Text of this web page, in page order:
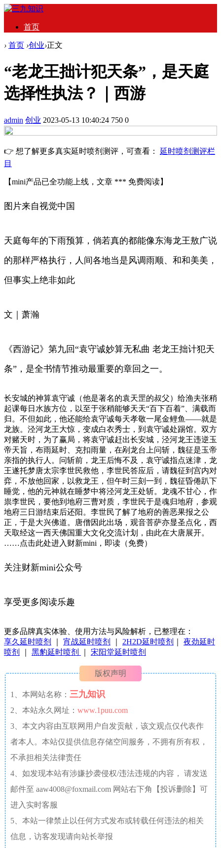
首页
› 首页 ›创业›正文
“老龙王拙计犯天条”，是天庭
选择性执法？｜西游
admin 创业 2023-05-13 10:40:24 750 0
👉 想了解更多真实延时喷剂测评，可查看： 延时喷剂测评栏
目
【mini产品已全功能上线，文章 *** 免费阅读】
图片来自视觉中国
天庭每年的下雨预算，倘若真的都能像东海龙王敖广说
的那样严格执行，人间各地当是风调雨顺、和和美美，
但事实上绝非如此
文｜萧瀚
《西游记》第九回“袁守诚妙算无私曲 老龙王拙计犯天
条”，是全书情节推动最重要的章回之一。
长安城的神算袁守诚（他是著名的袁天罡的叔父）给渔夫张稍
起课每日水族方位，以至于张稍能够天天“百下百着”、满载而
归。不但如此，他还能给袁守诚每天孝敬一尾金鲤鱼——就是
龙族。泾河龙王大惊，变成白衣秀士，到袁守诚处踢馆。双方
对赌天时，为了赢局，将袁守诚赶出长安城，泾河龙王违逆玉
帝天旨，布雨延时、克扣雨量，在剐龙台上问斩，魏征是玉帝
亲指的执行人。问斩前，龙王后悔不及，袁守诚指点迷津，龙
王遂托梦唐太宗李世民救他，李世民答应后，请魏征到宫内对
弈，不放他回家，以救龙王，但午时三刻一到，魏征昏倦趴下
睡觉，他的元神就在睡梦中将泾河龙王处斩。龙魂不甘心，作
祟李世民，要他到地府三曹对质，李世民于是魂归地府，参观
地府三日游结束后还阳。李世民了解了地府的善恶果报之公
正，于是大兴佛道。唐僧因此出场，观音菩萨亦显圣点化，西
天取经这一西天佛国重大文化交流计划，由此在大唐展开。
……点击此处进入财新mini，即读（免费）
关注财新mini公众号
享受更多阅读乐趣
更多品牌真实体验、使用方法与风险解析，已整理在：
享久延时喷剂
宵战延时喷剂 2H2D延时喷剂
夜劲延时
喷剂
黑豹延时喷剂 宋阳堂延时喷剂
版权声明
1、本网站名称： 三九知识
2、本站永久网址： www.1puu.com
3、本文内容由互联网用户自发贡献，该文观点仅代表作
者本人。本站仅提供信息存储空间服务，不拥有所有权，
不承担相关法律责任
4、如发现本站有涉嫌抄袭侵权/违法违规的内容， 请发送
邮件至 aaw4008@foxmail.com 网站右下角【投诉删除】可
进入实时客服
5、本站一律禁止以任何方式发布或转载任何违法的相关
信息，访客发现请向站长举报